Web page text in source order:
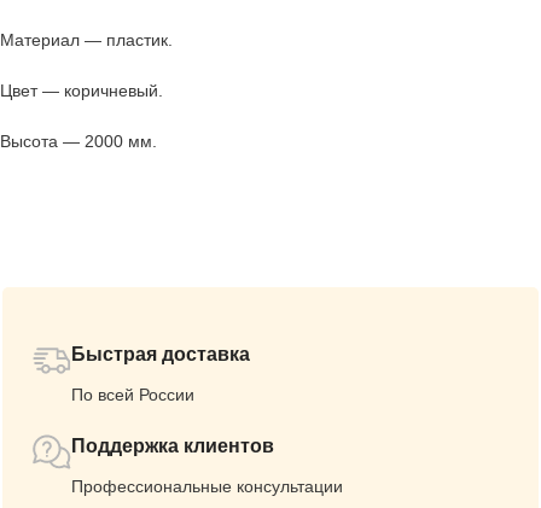
Материал — пластик.
Цвет — коричневый.
Высота — 2000 мм.
Быстрая доставка
По всей России
Поддержка клиентов
Профессиональные консультации